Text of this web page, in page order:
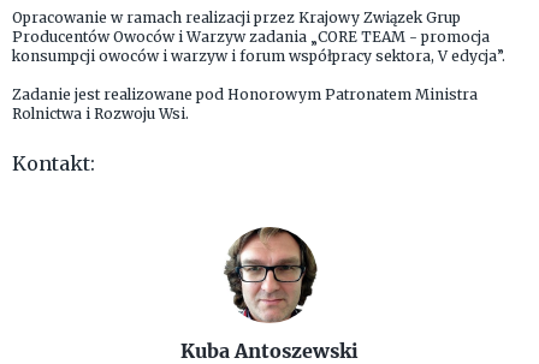
Opracowanie w ramach realizacji przez Krajowy Związek Grup
Producentów Owoców i Warzyw zadania „CORE TEAM - promocja
konsumpcji owoców i warzyw i forum współpracy sektora, V edycja”.
Zadanie jest realizowane pod Honorowym Patronatem Ministra
Rolnictwa i Rozwoju Wsi.
Kontakt:
Kuba Antoszewski